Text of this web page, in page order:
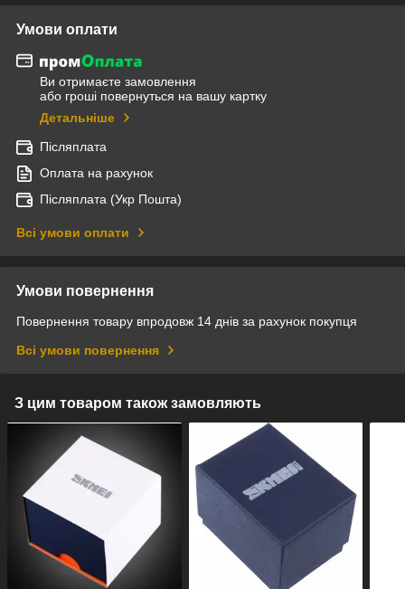
Умови оплати
Ви отримаєте замовлення
або гроші повернуться на вашу картку
Детальніше
Післяплата
Оплата на рахунок
Післяплата (Укр Пошта)
Всі умови оплати
Умови повернення
Повернення товару впродовж 14 днів за рахунок покупця
Всі умови повернення
З цим товаром також замовляють